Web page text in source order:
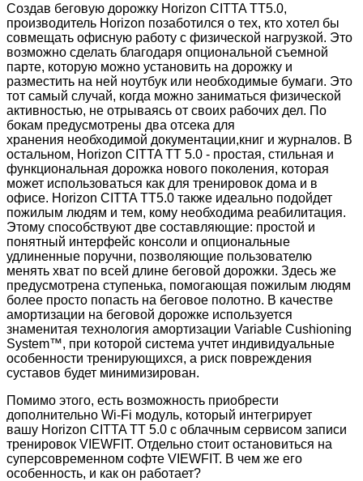
Создав беговую дорожку Horizon CITTA TT5.0,
производитель Horizon позаботился о тех, кто хотел бы
совмещать офисную работу с физической нагрузкой. Это
возможно сделать благодаря опциональной съемной
парте, которую можно установить на дорожку и
разместить на ней ноутбук или необходимые бумаги. Это
тот самый случай, когда можно заниматься физической
активностью, не отрываясь от своих рабочих дел. По
бокам предусмотрены два отсека для
хранения необходимой документации,книг и журналов. В
остальном, Horizon CITTA TT 5.0 - простая, стильная и
функциональная дорожка нового поколения, которая
может использоваться как для тренировок дома и в
офисе. Horizon CITTA TT5.0 также идеально подойдет
пожилым людям и тем, кому необходима реабилитация.
Этому способствуют две составляющие: простой и
понятный интерфейс консоли и опциональные
удлиненные поручни, позволяющие пользователю
менять хват по всей длине беговой дорожки. Здесь же
предусмотрена ступенька, помогающая пожилым людям
более просто попасть на беговое полотно. В качестве
амортизации на беговой дорожке используется
знаменитая технология амортизации Variable Cushioning
System™, при которой система учтет индивидуальные
особенности тренирующихся, а риск повреждения
суставов будет минимизирован.
Помимо этого, есть возможность приобрести
дополнительно Wi-Fi модуль, который интегрирует
вашу Horizon CITTA TT 5.0 с облачным сервисом записи
тренировок VIEWFIT. Отдельно стоит остановиться на
суперсовременном софте VIEWFIT. В чем же его
особенность, и как он работает?